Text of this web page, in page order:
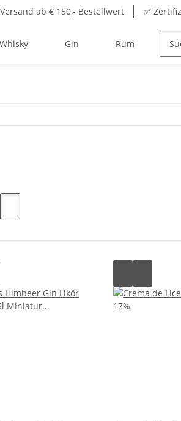
ab € 150,- Bestellwert ✅
Whisky Gin Rum